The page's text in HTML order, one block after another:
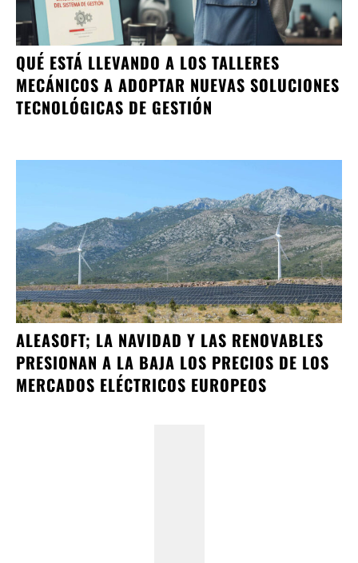
QUÉ ESTÁ LLEVANDO A LOS TALLERES
MECÁNICOS A ADOPTAR NUEVAS SOLUCIONES
TECNOLÓGICAS DE GESTIÓN
ALEASOFT; LA NAVIDAD Y LAS RENOVABLES
PRESIONAN A LA BAJA LOS PRECIOS DE LOS
MERCADOS ELÉCTRICOS EUROPEOS